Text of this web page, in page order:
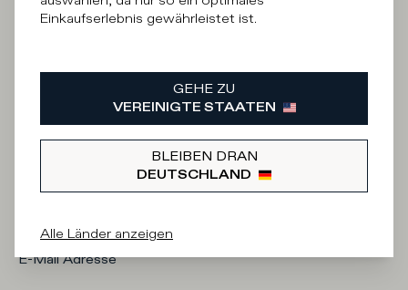
Newsletter
An welcher Kategorie sind Sie interessiert?
Mann
Frau Ich sage lieber nicht
E-Mail Adresse
Einkaufserlebnis gewährleistet ist.
GEHE ZU
VEREINIGTE STAATEN
BLEIBEN DRAN
DEUTSCHLAND
Alle Länder anzeigen